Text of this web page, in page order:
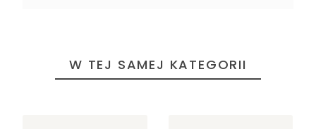
W TEJ SAMEJ KATEGORII